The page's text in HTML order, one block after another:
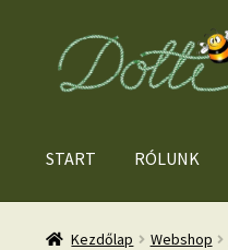
Ugrás
navigációhoz
Kilépés
tartalomba
START RÓLUNK
Kezdőlap Webshop